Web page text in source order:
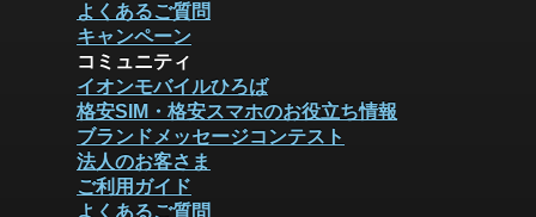
よくあるご質問
キャンペーン
コミュニティ
イオンモバイルひろば
格安SIM・格安スマホのお役立ち情報
ブランドメッセージコンテスト
法人のお客さま
ご利用ガイド
よくあるご質問